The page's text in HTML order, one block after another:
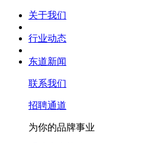
关于我们
行业动态
东道新闻
联系我们
招聘通道
为你的品牌事业